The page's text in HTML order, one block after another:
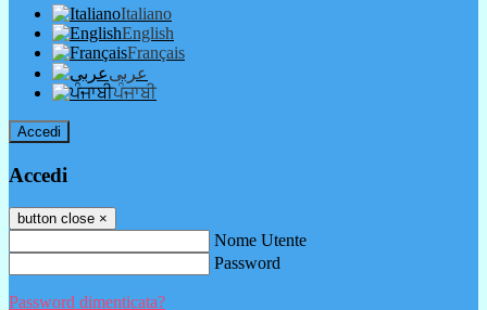
Italiano
English
Français
عربى
ਪੰਜਾਬੀ
Accedi
Accedi
button close ×
Nome Utente
Password
Password dimenticata?